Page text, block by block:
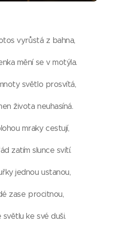
vyrůstá z bahna,
mění se v motýla.
světlo prosvítá,
života neuhasíná.
mraky cestují,
zatím slunce svítí.
jednou ustanou,
zase procitnou,
světlu ke své duši.